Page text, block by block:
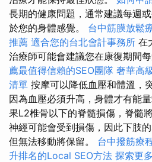
長期的健康問題，通常建議每週
於您的身體感覺。 台中筋膜放鬆
推薦 適合您的台北會計事務所 在
治療師可能會建議您在康復期間
薦最值得信賴的SEO團隊 奢華高
清單 按摩可以降低血壓和體溫，
因為血壓必須升高，身體才有能
果L2椎骨以下的脊髓損傷，脊髓
神經可能會受到損傷，因此下肢
但無法移動將保留。 台中撥筋療
升排名的Local SEO方法 探索更